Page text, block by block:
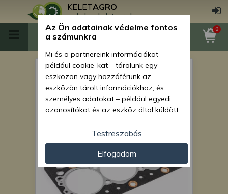
KELETAGRO
webshop.keletagro.hu
0
Hengerfejtömítés Kubota
GB14B típusú japán
kistraktorhoz
Az Ön adatainak védelme fontos
a számunkra
Mi és a partnereink információkat –
például cookie-kat – tárolunk egy
eszközön vagy hozzáférünk az
eszközön tárolt információkhoz, és
személyes adatokat – például egyedi
azonosítókat és az eszköz által küldött
személyre szabott hirdetések és
tartalom nyújtásához, hirdetés- és
tartalomméréshez, nézettségi adatok
gyűjtéséhez, valamint termékek
kifejlesztéséhez és a termékek
javításához. Az Ön engedélyével mi és a
Testreszabás
Elfogadom